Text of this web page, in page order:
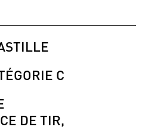
C
DE TIR,